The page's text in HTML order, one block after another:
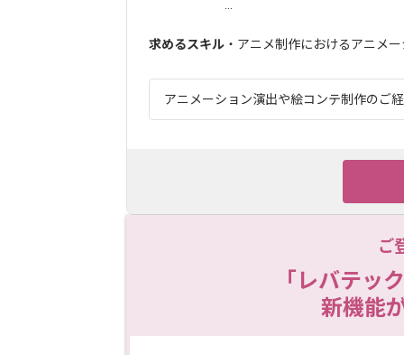
求めるスキル ・アニメ制作におけるアニメ
アニメーション演出や絵コンテ制作のご
ご
「レバテッ
新機能